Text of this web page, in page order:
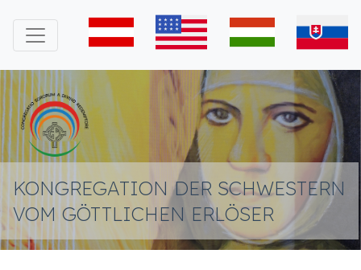
KONGREGATION DER SCHWESTERN
VOM GÖTTLICHEN ERLÖSER